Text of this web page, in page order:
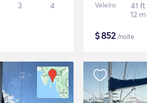
3 4 Veleiro
41 ft
12 m
$852/noite